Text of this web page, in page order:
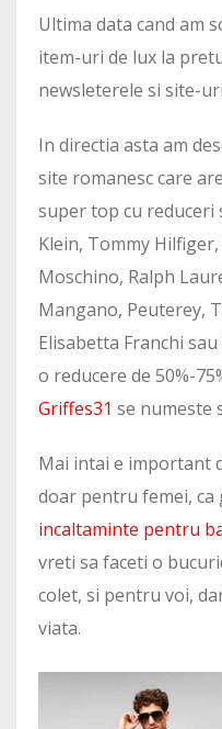
Ultima data cand am
item-uri de lux la
newsleterele si site-
In directia asta am
site romanesc care
super top cu reduceri
Klein, Tommy
Moschino, Ralph
Mangano, Peuterey,
Elisabetta Franchi
o reducere de 50%-
Griffes31 se numeste
Mai intai e important
doar pentru femei, ca
incaltaminte pentru
vreti sa faceti o
colet, si pentru voi,
viata.